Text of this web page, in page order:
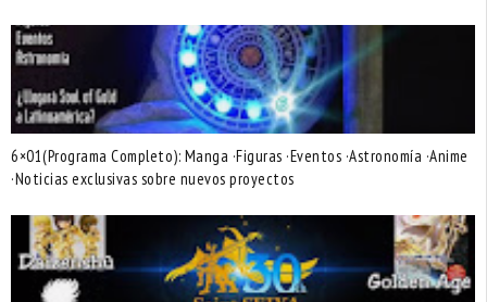
6×01(Programa Completo): Manga ·Figuras ·Eventos ·Astronomía ·Anime
·Noticias exclusivas sobre nuevos proyectos